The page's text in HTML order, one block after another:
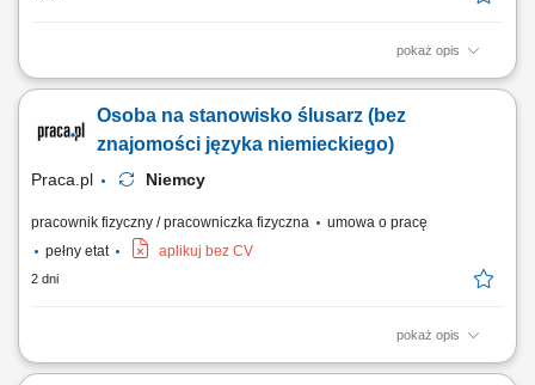
pokaż opis
Opis stanowiska: prace montażowe i wykańczające wyposażenie
zespole; zaangażowanie, sumienność, dyspozycyjność; umiejętność
posługiwania się elektronarzędziami. Nie wymagamy doświadczenia,
Osoba na stanowisko ślusarz (bez
znajomości języka niemieckiego)
Praca.pl Niemcy
pracownik fizyczny / pracowniczka fizyczna
umowa o pracę
pełny etat
aplikuj bez CV
2 dni
pokaż opis
Zadania Realizacja prac montażowych wewnątrz modułów